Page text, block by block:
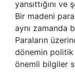
yansıttığını
Bir madeni
aynı zamanda
Paraların
dönemin politik
önemli bilgiler